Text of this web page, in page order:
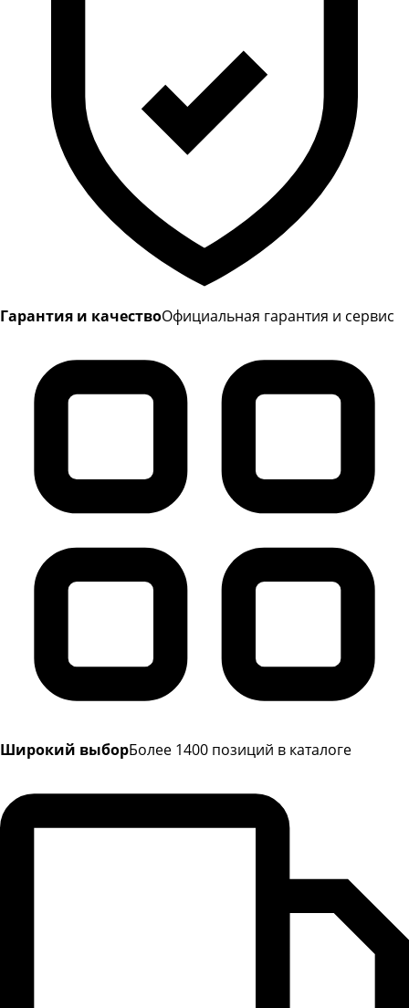
Гарантия и качествоОфициальная гарантия и сервис
Широкий выборБолее 1400 позиций в каталоге